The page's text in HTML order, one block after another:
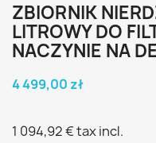
ZBIORNIK
LITROWY DO
NACZYNIE NA
4 499,00 zł
1 094,92 €tax incl.